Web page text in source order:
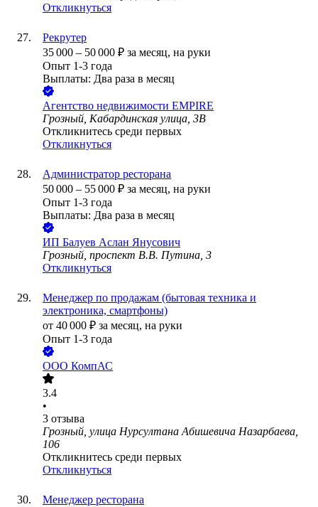
Откликнуться
Рекрутер
35 000 – 50 000 ₽ за месяц, на руки
Опыт 1-3 года
Выплаты: Два раза в месяц
Агентство недвижимости EMPIRE
Грозный, Кабардинская улица, 3В
Откликнитесь среди первых
Откликнуться
Администратор ресторана
50 000 – 55 000 ₽ за месяц, на руки
Опыт 1-3 года
Выплаты: Два раза в месяц
ИП Балуев Аслан Янусович
Грозный, проспект В.В. Путина, 3
Откликнуться
Менеджер по продажам (бытовая техника и
электроника, смартфоны)
от 40 000 ₽ за месяц, на руки
Опыт 1-3 года
ООО КомпАС
3.4
•
3 отзыва
Грозный, улица Нурсултана Абишевича Назарбаева,
106
Откликнитесь среди первых
Откликнуться
Менеджер ресторана